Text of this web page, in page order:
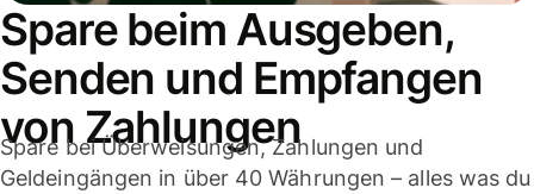
Spare beim Ausgeben,
Senden und Empfangen
von Zahlungen
Spare bei Überweisungen, Zahlungen und
Geldeingängen in über 40 Währungen – alles was du